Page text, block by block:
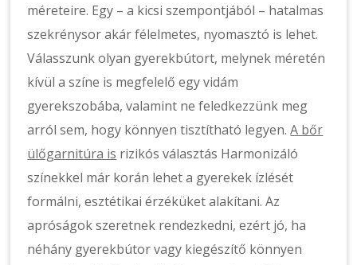
méreteire. Egy – a kicsi szempontjából – hatalmas
szekrénysor akár félelmetes, nyomasztó is lehet.
Válasszunk olyan gyerekbútort, melynek méretén
kívül a színe is megfelelő egy vidám
gyerekszobába, valamint ne feledkezzünk meg
arról sem, hogy könnyen tisztítható legyen.A bőr
ülőgarnitúra is rizikós választás Harmonizáló
színekkel már korán lehet a gyerekek ízlését
formálni, esztétikai érzéküket alakítani. Az
apróságok szeretnek rendezkedni, ezért jó, ha
néhány gyerekbútor vagy kiegészítő könnyen